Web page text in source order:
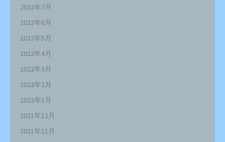
2022年7月
2022年6月
2022年5月
2022年4月
2022年3月
2022年2月
2022年1月
2021年12月
2021年11月